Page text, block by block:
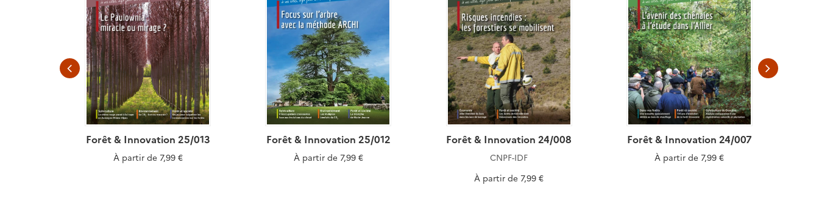
Forêt & Innovation 25/013
À partir de 7,99 €
Forêt & Innovation 25/012
À partir de 7,99 €
Forêt & Innovation 24/008
CNPF-IDF
À partir de 7,99 €
Forêt & Innovation 24/007
À partir de 7,99 €